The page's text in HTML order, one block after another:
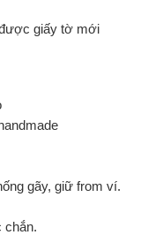
giấy tờ mới
gãy, giữ from ví.
chắn.